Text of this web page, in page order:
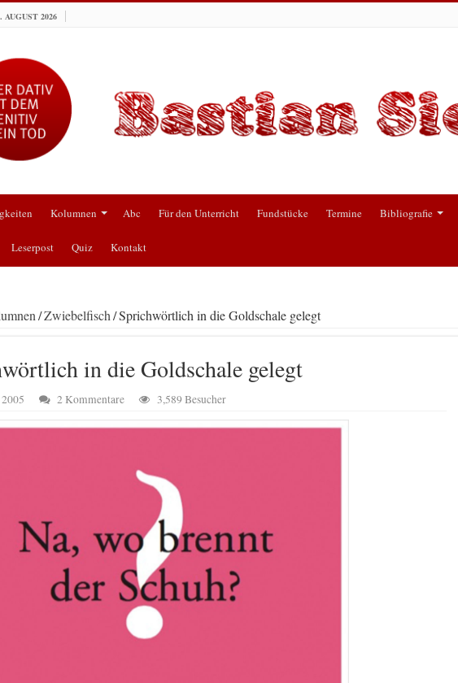
AUGUST 2026
Kolumnen Abc Für den Unterricht Fundstücke Termine Bibliografie
Leserpost Quiz Kontakt
/Zwiebelfisch/Sprichwörtlich in die Goldschale gelegt
in die Goldschale gelegt
2 Kommentare 3,589 Besucher